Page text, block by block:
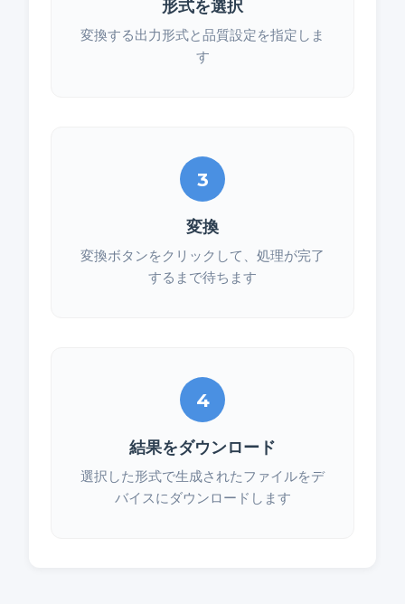
形式を選択
変換する出力形式と品質設定を指定しま
す
3
変換
変換ボタンをクリックして、処理が完了
するまで待ちます
4
結果をダウンロード
選択した形式で生成されたファイルをデ
バイスにダウンロードします